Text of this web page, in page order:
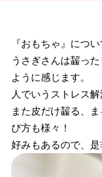
『おもちゃ』につい
うさぎさんは齧っ
ように感じます。
人でいうストレス
また皮だけ齧る、
び方も様々！
好みもあるので、是